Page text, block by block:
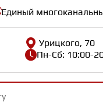
Единый
Урицкого, 70
Пн-Сб: 10:00-